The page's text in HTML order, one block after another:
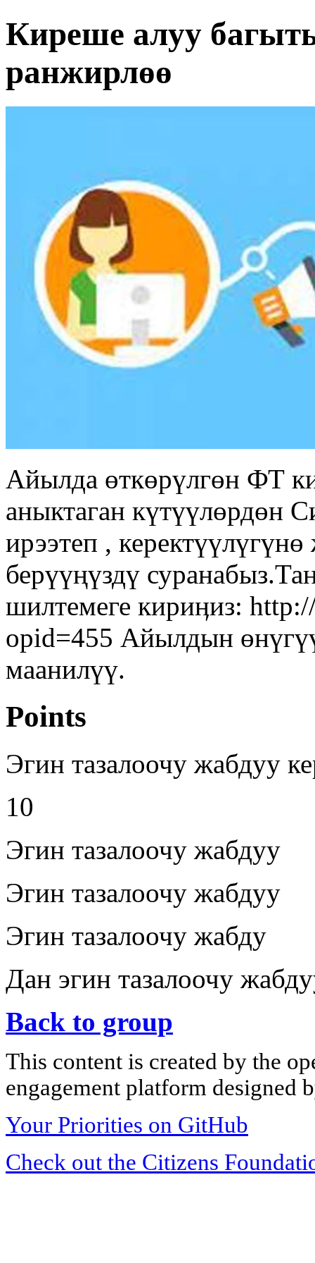
Киреше алуу
ранжирлөө
Айылда өткөрүлгөн ФТ
аныктаган күтүүлөрдөн
ирээтеп ,
берүүңүздү
шилтемеге кириӊиз:
opid=455 Айылдын
маанилүү.
Points
Эгин тазалоочу жабдуу
10
Эгин тазалоочу жабдуу
Эгин тазалоочу жабдуу
Эгин тазалоочу жабду
Дан эгин тазалоочу
Back to group
This content is created by the
engagement platform designed
Your Priorities on GitHub
Check out the Citizens